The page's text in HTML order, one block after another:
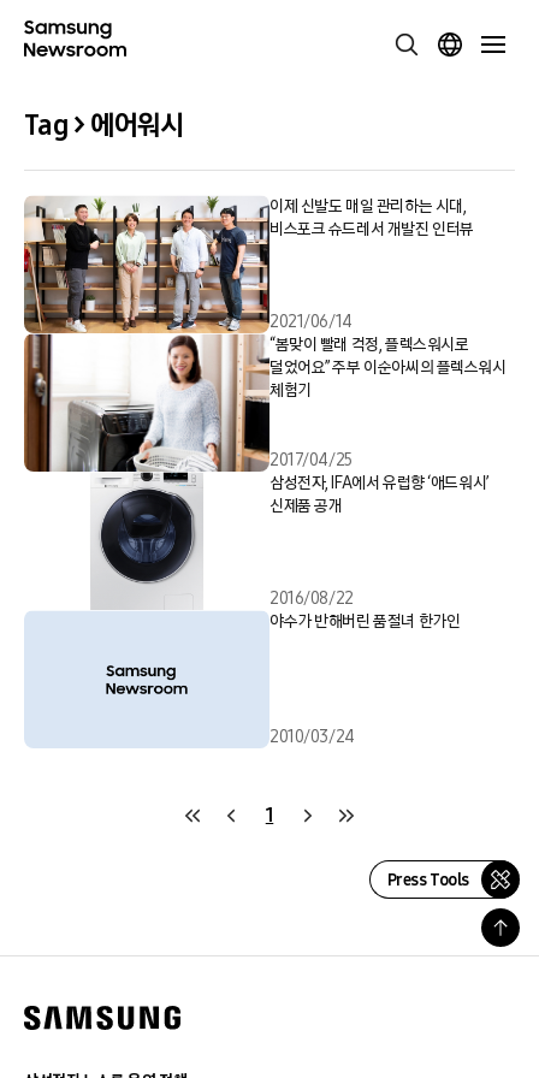
Tag > 에어워시
이제 신발도 매일 관리하는 시대,
비스포크 슈드레서 개발진 인터뷰
2021/06/14
“봄맞이 빨래 걱정, 플렉스워시로
덜었어요” 주부 이순아씨의 플렉스워시
체험기
2017/04/25
삼성전자, IFA에서 유럽향 ‘애드워시’
신제품 공개
2016/08/22
야수가 반해버린 품절녀 한가인
2010/03/24
1
Press Tools